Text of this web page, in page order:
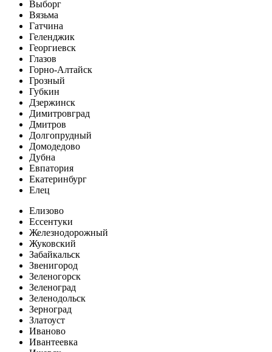
Выборг
Вязьма
Гатчина
Геленджик
Георгиевск
Глазов
Горно-Алтайск
Грозный
Губкин
Дзержинск
Димитровград
Дмитров
Долгопрудный
Домодедово
Дубна
Евпатория
Екатеринбург
Елец
Елизово
Ессентуки
Железнодорожный
Жуковский
Забайкальск
Звенигород
Зеленогорск
Зеленоград
Зеленодольск
Зерноград
Златоуст
Иваново
Ивантеевка